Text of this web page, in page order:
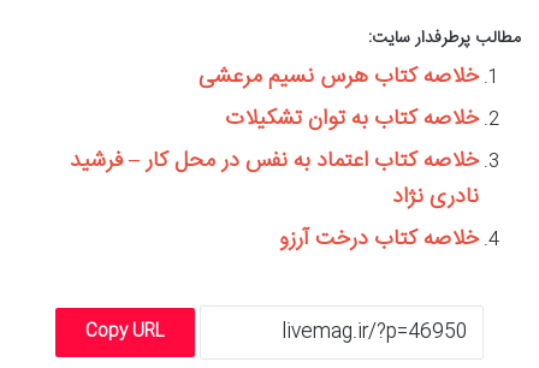
مطالب پرطرفدار سایت:
خلاصه کتاب هرس نسیم مرعشی
خلاصه کتاب به توان تشکیلات
خلاصه کتاب اعتماد به نفس در محل کار – فرشید
نادری نژاد
خلاصه کتاب درخت آرزو
Copy URL